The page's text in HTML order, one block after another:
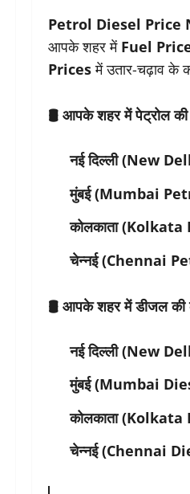
Petrol Diesel Price
आपके शहर में Fuel
Pricesमें उतार-चढ़ाव के
🛢आपके शहर में पेट्रोल की
नई दिल्ली (New
मुंबई (Mumbai
कोलकाता
चेन्नई (Chennai
🛢आपके शहर में डीजल की
नई दिल्ली (New
मुंबई (Mumbai
कोलकाता
चेन्नई (Chennai